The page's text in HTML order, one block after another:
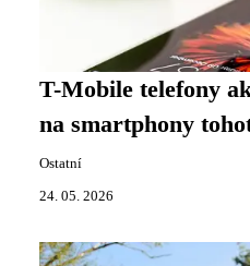
T-Mobile telefony
na smartphony
Ostatní
24. 05. 2026